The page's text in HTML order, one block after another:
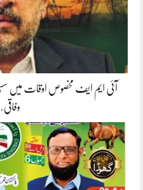
آئی ایم ایف مخصوص اوقات میں